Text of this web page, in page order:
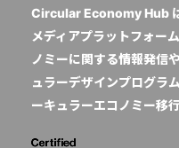
Circular Economy Hub
メディアプラットフォー
ノミーに関する情報発信
ュラーデザインプログラ
ーキュラーエコノミー移